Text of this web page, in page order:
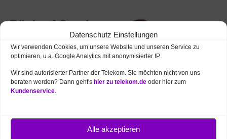
Datenschutz Einstellungen
Wir verwenden Cookies, um unsere Website und unseren Service zu
optimieren, u.a. Google Analytics mit anonymisierter IP.
Wir sind autorisierter Partner der Telekom. Sie möchten nicht von uns
beraten werden? Dann geht's hier zu telekom.de oder hier zum
Kundenservice
Alle akzeptieren
Smartphone Tarife (Vertrag / Prepaid)